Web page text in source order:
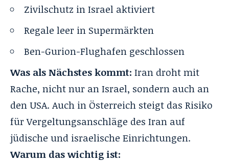
Zivilschutz in Israel aktiviert
Regale leer in Supermärkten
Ben-Gurion-Flughafen geschlossen
Was als Nächstes kommt: Iran droht mit
Rache, nicht nur an Israel, sondern auch an
den USA. Auch in Österreich steigt das Risiko
für Vergeltungsanschläge des Iran auf
jüdische und israelische Einrichtungen.
Warum das wichtig ist: